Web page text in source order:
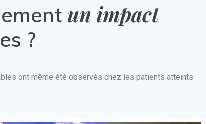
un impact
?
ont même été observés chez les patients atteints